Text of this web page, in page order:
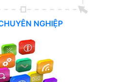
NGHIỆP